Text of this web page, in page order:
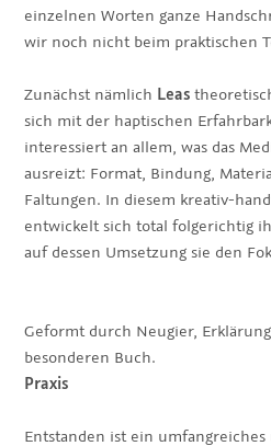
einzelnen Worten ganze
wir noch nicht beim praktischen
Zunächst nämlich Leas
sich mit der haptischen
interessiert an allem, was das
ausreizt: Format, Bindung,
Faltungen. In diesem kreativ-
entwickelt sich total folgerichtig
auf dessen Umsetzung sie den
Geformt durch Neugier,
besonderen Buch.
Praxis
Entstanden ist ein